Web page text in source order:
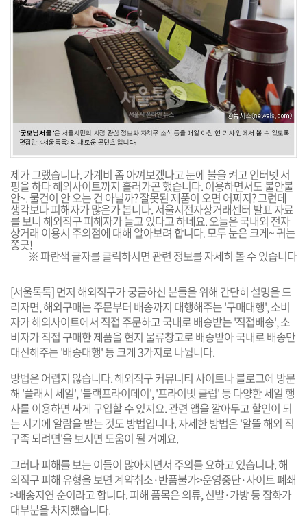
제가 그랬습니다. 가계비 좀 아껴보겠다고 눈에 불을 켜고 인터넷 서
핑을 하다 해외사이트까지 흘러가곤 했습니다. 이용하면서도 불안불
안~. 물건이 안 오는 건 아닐까? 잘못된 제품이 오면 어쩌지? 그런데
생각보다 피해자가 많은가 봅니다. 서울시전자상거래센터 발표 자료
를 보니 해외직구 피해자가 늘고 있다고 하네요. 오늘은 국내외 전자
상거래 이용시 주의점에 대해 알아보려 합니다. 모두 눈은 크게~ 귀는
쫑긋!
※ 파란색 글자를 클릭하시면 관련 정보를 자세히 볼 수 있습니다
[서울톡톡] 먼저 해외직구가 궁금하신 분들을 위해 간단히 설명을 드
리자면, 해외구매는 주문부터 배송까지 대행해주는 '구매대행', 소비
자가 해외사이트에서 직접 주문하고 국내로 배송받는 '직접배송', 소
비자가 직접 구매한 제품을 현지 물류창고로 배송받아 국내로 배송만
대신해주는 '배송대행' 등 크게 3가지로 나뉩니다.
방법은 어렵지 않습니다. 해외직구 커뮤니티 사이트나 블로그에 방문
해 '플래시 세일', '블랙프라이데이', '프라이빗 클럽' 등 다양한 세일 행
사를 이용하면 싸게 구입할 수 있지요.관련 앱을 깔아두고 할인이 되
는 시기에 알람을 받는 것도 방법입니다. 자세한 방법은'알뜰 해외 직
구족 되려면'을 보시면 도움이 될 거예요.
그러나 피해를 보는 이들이 많아지면서 주의를 요하고 있습니다.해
외직구 피해 유형을 보면 계약취소·반품불가>운영중단·사이트 폐쇄
>배송지연 순이라고 합니다. 피해 품목은 의류, 신발·가방 등 잡화가
대부분을 차지했습니다.